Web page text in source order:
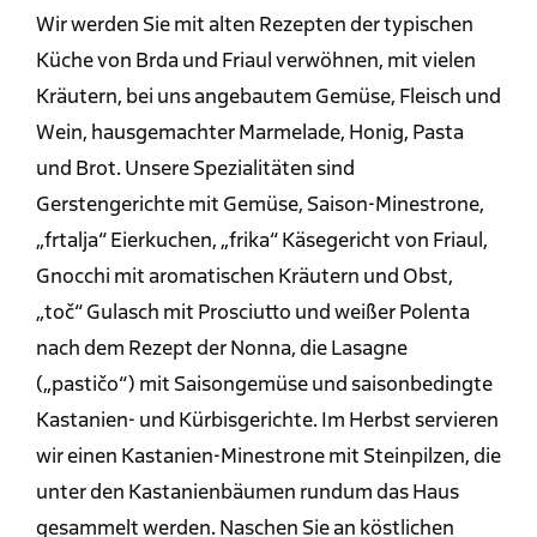
Wir werden Sie mit alten Rezepten der typischen
Küche von Brda und Friaul verwöhnen, mit vielen
Kräutern, bei uns angebautem Gemüse, Fleisch und
Wein, hausgemachter Marmelade, Honig, Pasta
und Brot. Unsere Spezialitäten sind
Gerstengerichte mit Gemüse, Saison-Minestrone,
„frtalja“ Eierkuchen, „frika“ Käsegericht von Friaul,
Gnocchi mit aromatischen Kräutern und Obst,
„toč“ Gulasch mit Prosciutto und weißer Polenta
nach dem Rezept der Nonna, die Lasagne
(„pastičo“) mit Saisongemüse und saisonbedingte
Kastanien- und Kürbisgerichte. Im Herbst servieren
wir einen Kastanien-Minestrone mit Steinpilzen, die
unter den Kastanienbäumen rundum das Haus
gesammelt werden. Naschen Sie an köstlichen